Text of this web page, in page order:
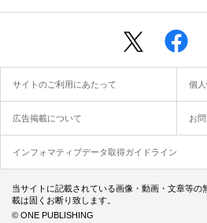
サイトのご利用にあたって 個
広告掲載について お
インフォマティブデータ取得ガイドライン
当サイトに記載されている画像・動画・文章等の
載は固くお断り致します。
© ONE PUBLISHING